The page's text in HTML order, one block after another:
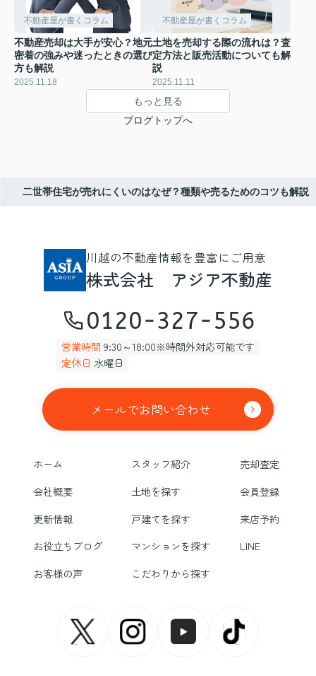
不動産屋が書くコラム
不動産売却は大手が安心？地元
密着の強みや迷ったときの選び
方も解説
2025.11.18
不動産屋が書くコラム
土地を売却する際の流れは？査
定方法と販売活動についても解
説
2025.11.11
もっと見る
ブログトップへ
二世帯住宅が売れにくいのはなぜ？種類や売るためのコツも解説
川越の不動産情報を豊富にご用意
株式会社 アジア不動産
0120-327-556
営業時間 9:30～18:00※時間外対応可能です
定休日 水曜日
メールでお問い合わせ
ホーム スタッフ紹介
売却査定
会社概要
土地を探す
会員登録
更新情報
戸建てを探す
来店予約
お役立ちブログ
マンションを探す
LINE
お客様の声
こだわりから探す